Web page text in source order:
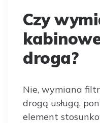
Czy
droga?
Nie, wymiana
drogą usługą,
element